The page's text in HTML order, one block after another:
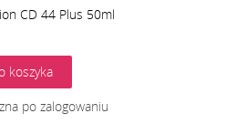
CD 44 Plus 50ml
koszyka
po zalogowaniu